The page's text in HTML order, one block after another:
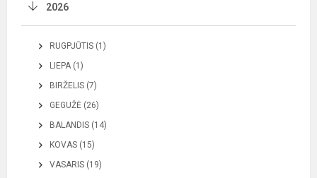
2026
RUGPJŪTIS (1)
LIEPA (1)
BIRŽELIS (7)
GEGUŽĖ (26)
BALANDIS (14)
KOVAS (15)
VASARIS (19)